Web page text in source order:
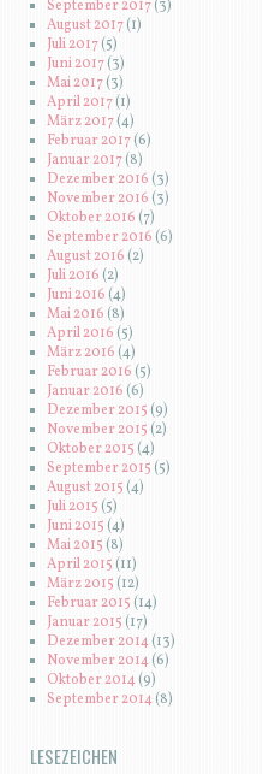
September 2017(3)
August 2017(1)
Juli 2017(5)
Juni 2017(3)
Mai 2017(3)
April 2017(1)
März 2017(4)
Februar 2017(6)
Januar 2017(8)
Dezember 2016 (3)
November 2016 (3)
Oktober 2016(7)
September 2016 (6)
August 2016 (2)
Juli 2016(2)
Juni 2016 (4)
Mai 2016 (8)
April 2016(5)
März 2016 (4)
Februar 2016 (5)
Januar 2016 (6)
Dezember 2015 (9)
November 2015 (2)
Oktober 2015 (4)
September 2015 (5)
August 2015 (4)
Juli 2015 (5)
Juni 2015 (4)
Mai 2015 (8)
April 2015 (11)
März 2015(12)
Februar 2015 (14)
Januar 2015 (17)
Dezember 2014(13)
November 2014(6)
Oktober 2014(9)
September 2014(8)
LESEZEICHEN